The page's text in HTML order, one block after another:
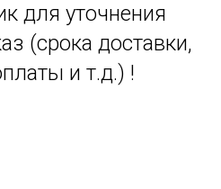
для уточнения
(срока доставки,
и т.д.) !